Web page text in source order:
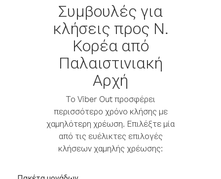
Συμβουλές για
κλήσεις προς Ν.
Κορέα από
Παλαιστινιακή
Αρχή
Το Viber Out προσφέρει
περισσότερο χρόνο κλήσης με
χαμηλότερη χρέωση. Επιλέξτε μία
από τις ευέλικτες επιλογές
κλήσεων χαμηλής χρέωσης: